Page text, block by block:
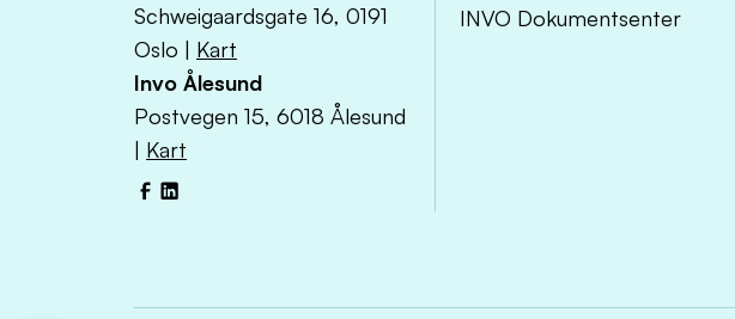
Schweigaardsgate 16, 0191
Oslo | Kart
Invo Ålesund
Postvegen 15, 6018 Ålesund
| Kart
Facebook
LinkedIn
INVO Dokumentsenter